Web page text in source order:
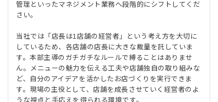
管理といったマネジメント業務へ段階的にシフトしてくだ
さい。
当社では「店長は1店舗の経営者」という考え方を大切に
しているため、各店舗の店長に大きな裁量を託していま
す。本部主導のガチガチなルールで縛ることはありませ
ん。メニューの魅力を伝える工夫や店舗独自の取り組みな
ど、自分のアイデアを活かしたお店づくりを実行できま
す。現場の主役として、店舗を成長させていく経営者のよ
うな視点と手応えを得られる環境です。